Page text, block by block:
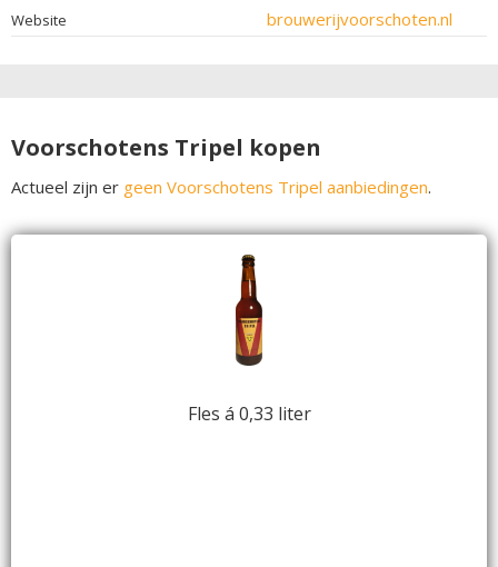
Website brouwerijvoorschoten.nl
Voorschotens Tripel kopen
Actueel zijn er geen Voorschotens Tripel aanbiedingen.
Fles á 0,33 liter